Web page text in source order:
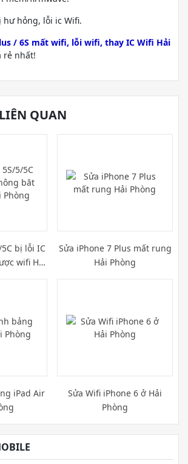
hư hỏng, lỗi ic Wifi.
/ 6S mất wifi, lỗi wifi, thay IC Wifi Hải
rẻ nhất!
QUAN
bị lỗi IC
wifi Hải
Sửa iPhone 7 Plus mất rung
Hải Phòng
iPad Air
Sửa Wifi iPhone 6 ở Hải
Phòng